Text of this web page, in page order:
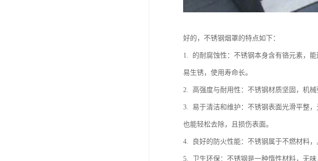
好的，不锈钢烟罩的特点如下：
1. 的耐腐蚀性：不锈钢本身含有铬元素，
易生锈，使用寿命长。
2. 高强度与耐用性：不锈钢材质坚固，机
3. 易于清洁和维护：不锈钢表面光滑平整
也能轻松去除，且损伤表面。
4. 良好的防火性能：不锈钢属于不燃材料
5. 卫生环保：不锈钢是一种惰性材料，无